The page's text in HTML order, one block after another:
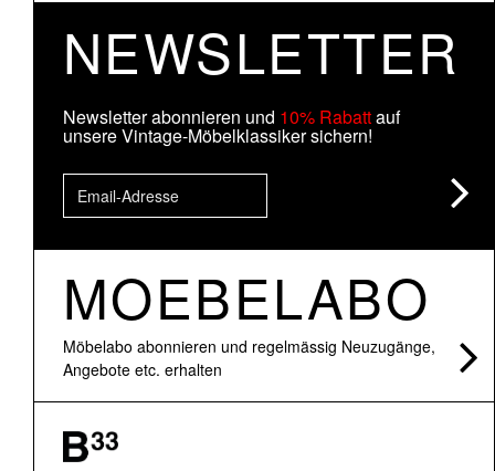
NEWSLETTER
Newsletter abonnieren und 10% Rabattauf
unsere Vintage-Möbelklassiker sichern!
MOEBELABO
Möbelabo abonnieren und regelmässig Neuzugänge,
Angebote etc. erhalten